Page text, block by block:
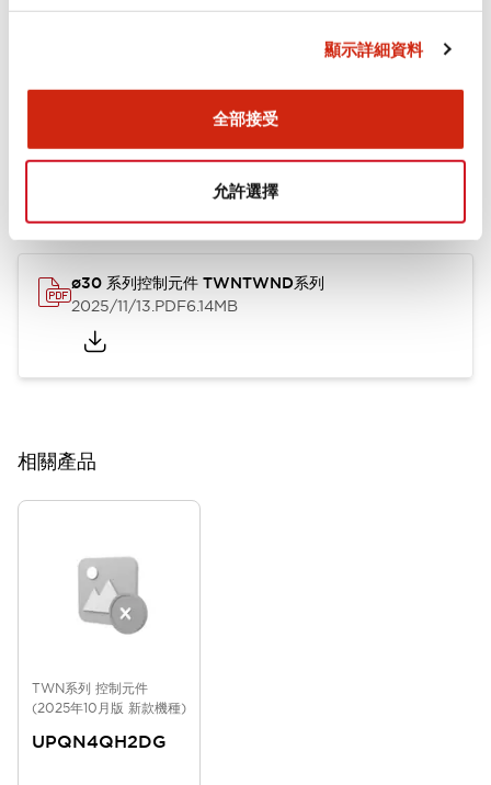
顯示詳細資料
全部接受
允許選擇
認證與標準 其他
ø30 系列控制元件 TWNTWND系列
2025/11/13.PDF6.14MB
相關產品
TWN系列 控制元件
(2025年10月版 新款機種)
UPQN4QH2DG